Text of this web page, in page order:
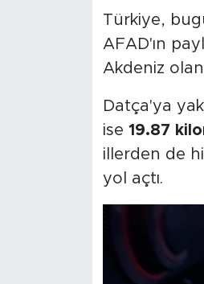
Türkiye,
AFAD'ın
Akdeniz
Datça'ya
ise 19.87
illerden de
yol açtı.